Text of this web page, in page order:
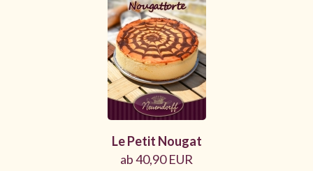
Le Petit Nougat
ab 40,90 EUR